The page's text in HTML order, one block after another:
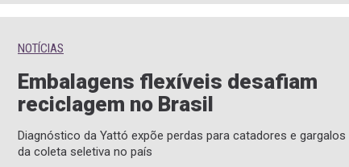
NOTÍCIAS
Embalagens flexíveis desafiam
reciclagem no Brasil
Diagnóstico da Yattó expõe perdas para catadores e gargalos
da coleta seletiva no país